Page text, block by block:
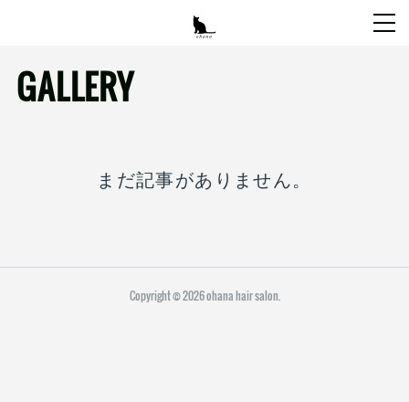
GALLERY
まだ記事がありません。
Copyright ©2026ohana hair salon.